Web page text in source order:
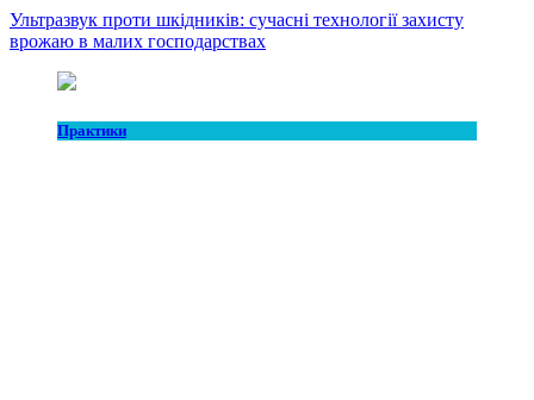
Ультразвук проти шкідників: сучасні технології захисту
врожаю в малих господарствах
Практики